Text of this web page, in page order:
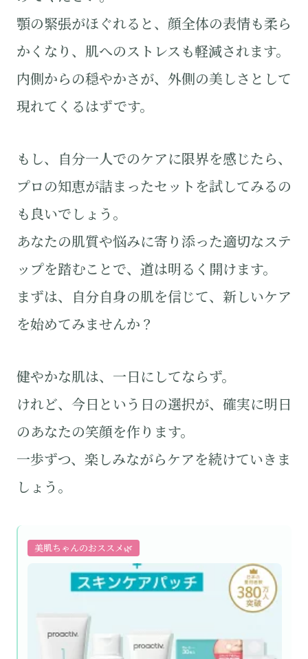
顎の緊張がほぐれると、顔全体の表情も柔ら
かくなり、肌へのストレスも軽減されます。
内側からの穏やかさが、外側の美しさとして
現れてくるはずです。
もし、自分一人でのケアに限界を感じたら、
プロの知恵が詰まったセットを試してみるの
も良いでしょう。
あなたの肌質や悩みに寄り添った適切なステ
ップを踏むことで、道は明るく開けます。
まずは、自分自身の肌を信じて、新しいケア
を始めてみませんか？
健やかな肌は、一日にしてならず。
けれど、今日という日の選択が、確実に明日
のあなたの笑顔を作ります。
一歩ずつ、楽しみながらケアを続けていきま
しょう。
美肌ちゃんのおススメ🌿